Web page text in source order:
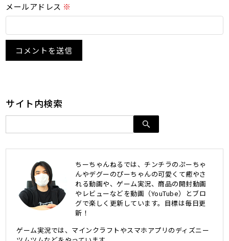
メールアドレス ※
サイト内検索
ちーちゃんねるでは、チンチラのぷーちゃ
んやデグーのぴーちゃんの可愛くて癒やさ
れる動画や、ゲーム実況、商品の開封動画
やレビューなどを動画（YouTube）とブロ
グで楽しく更新しています。目標は毎日更
新！
ゲーム実況では、マインクラフトやスマホアプリのディズニー